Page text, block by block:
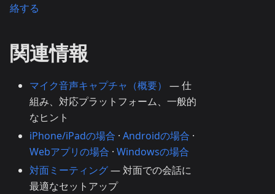
絡する
関連情報
マイク音声キャプチャ（概要）
— 仕
組み、対応プラットフォーム、一般的
なヒント
iPhone/iPadの場合 · Androidの場合 ·
Webアプリの場合 · Windowsの場合
対面ミーティング— 対面での会話に
最適なセットアップ